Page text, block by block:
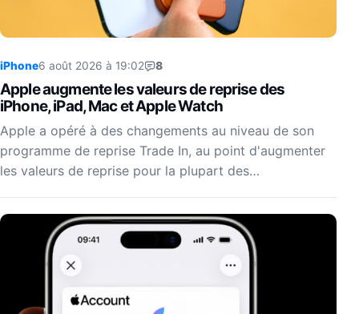
iPhone6 août 2026 à 19:02 8
Apple augmente les valeurs de reprise des
iPhone, iPad, Mac et Apple Watch
Apple a opéré à des changements au niveau de son
programme de reprise Trade In, au point d'augmenter
les valeurs de reprise pour la plupart des…